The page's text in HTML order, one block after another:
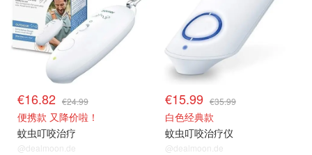
€16.82 €24.99
便携款 又降价啦！
蚊虫叮咬治疗
@dealmoon.de
€15.99 €35.99
白色经典款
蚊虫叮咬治疗仪
@dealmoon.de